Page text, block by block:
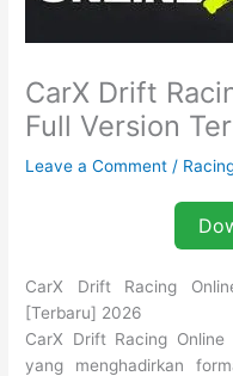
CarX Drift
Full Version
Leave a Comment /
CarX Drift Racing
[Terbaru] 2026
CarX Drift Racing
yang menghadirkan